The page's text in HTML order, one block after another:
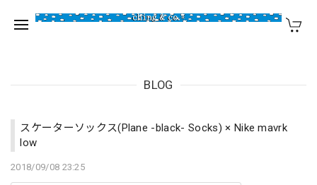
BLOG
スケーターソックス(Plane -black- Socks) × Nike mavrk
low
2018/09/08 23:25